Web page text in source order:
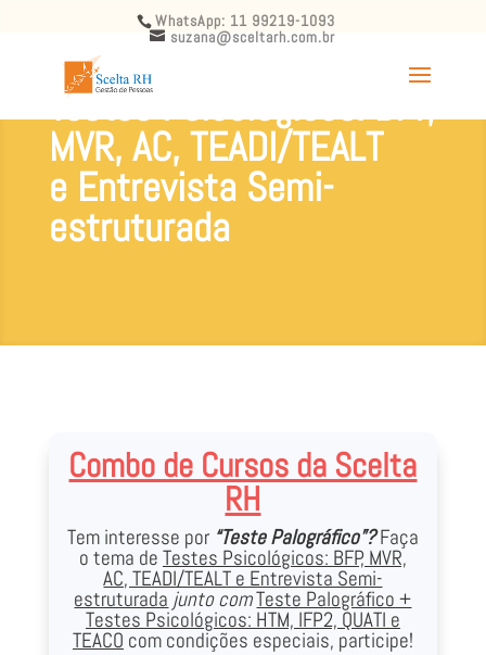
WhatsApp: 11 99219-1093
suzana@sceltarh.com.br
Testes Psicológicos: BFP,
MVR, AC, TEADI/TEALT
e Entrevista Semi-
estruturada
Combo de Cursos da Scelta
RH
Tem interesse por“Teste Palográfico”?Faça
o tema de Testes Psicológicos: BFP, MVR,
AC, TEADI/TEALT e Entrevista Semi-
estruturada junto comTeste Palográfico +
Testes Psicológicos: HTM, IFP2, QUATI e
TEACO com condições especiais, participe!